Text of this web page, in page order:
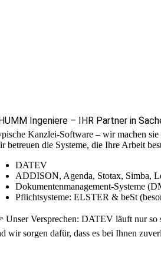
Ingeniere – IHR Partner in
Kanzlei-Software – wir machen
betreuen die Systeme, die Ihre Arbeit
DATEV
ADDISON, Agenda, Stotax, Simba,
Dokumentenmanagement-Systeme
Pflichtsysteme: ELSTER & beSt
Unser Versprechen: DATEV läuft nur so
wir sorgen dafür, dass es bei Ihnen